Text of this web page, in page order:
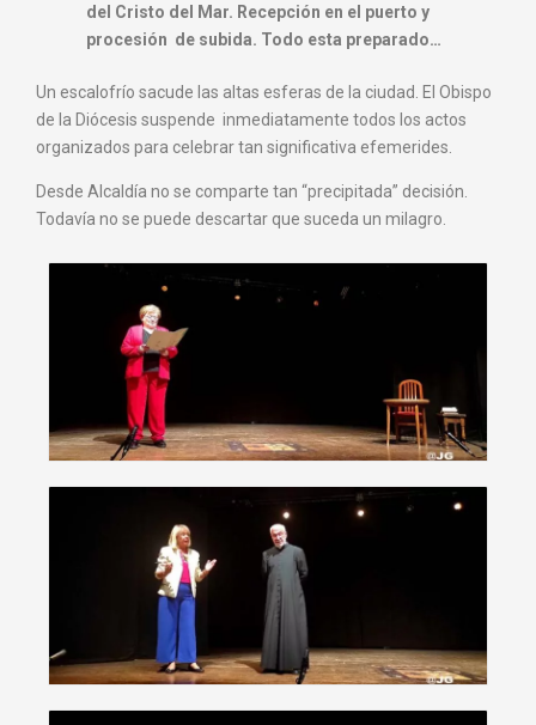
del Cristo del Mar. Recepción en el puerto y
procesión de subida. Todo esta preparado…
Un escalofrío sacude las altas esferas de la ciudad. El Obispo
de la Diócesis suspende inmediatamente todos los actos
organizados para celebrar tan significativa efemerides.
Desde Alcaldía no se comparte tan “precipitada” decisión.
Todavía no se puede descartar que suceda un milagro.